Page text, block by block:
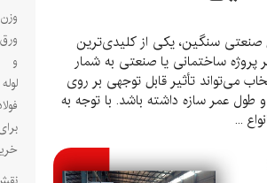
سنگین، یکی از کلیدی‌ترین
ساختمانی یا صنعتی به شمار
تأثیر قابل توجهی بر روی
سازه داشته باشد. با توجه به
خریداران